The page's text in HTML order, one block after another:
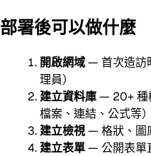
部署後可以做什麼
開啟網域— 首次造訪
理員）
建立資料庫— 20+ 種
檔案、連結、公式等）
建立檢視— 格狀、圖
建立表單— 公開表單